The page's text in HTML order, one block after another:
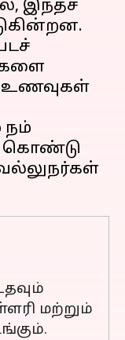
இந்தச்
உணவுகள்
நம்
கொண்டு
மற்றும்